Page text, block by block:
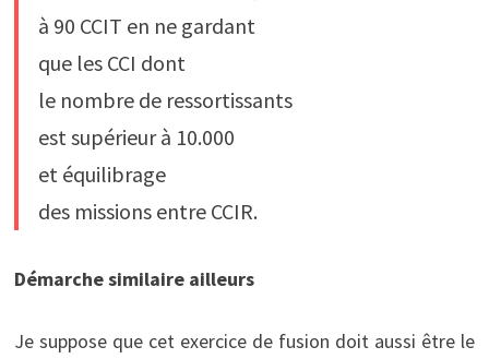
à 90 CCIT en ne gardant
que les CCI dont
le nombre de ressortissants
est supérieur à 10.000
et équilibrage
des missions entre CCIR.
Démarche similaire ailleurs
Je suppose que cet exercice de fusion doit aussi être le